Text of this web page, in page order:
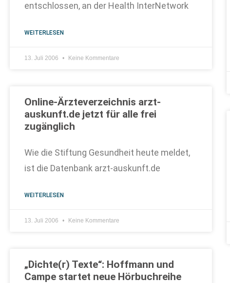
entschlossen, an der Health InterNetwork
WEITERLESEN
13. Juli 2006 Keine Kommentare
Online-Ärzteverzeichnis arzt-
auskunft.de jetzt für alle frei
zugänglich
Wie die Stiftung Gesundheit heute meldet,
ist die Datenbank arzt-auskunft.de
WEITERLESEN
13. Juli 2006 Keine Kommentare
„Dichte(r) Texte“: Hoffmann und
Campe startet neue Hörbuchreihe